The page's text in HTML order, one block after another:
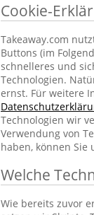
Cookie-
Takeaway.com
Buttons (im
schnelleres und
Technologien.
ernst. Für weitere
Technologien wir
Verwendung von
haben, können Sie
Welche
Wie bereits zuvor